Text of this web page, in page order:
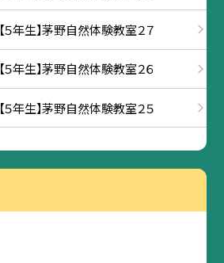
５年生】茅野自然体験教室２７
５年生】茅野自然体験教室２６
５年生】茅野自然体験教室２５